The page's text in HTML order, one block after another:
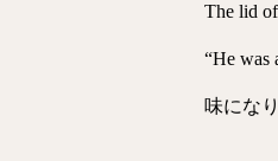
The lid
“He
味にな